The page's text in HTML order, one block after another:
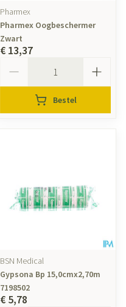
Pharmex
Pharmex Oogbeschermer
Zwart
€ 13,37
Bestel
BSN Medical
Gypsona Bp 15,0cmx2,70m
7198502
€ 5,78